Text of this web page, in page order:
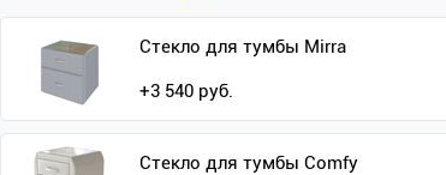
Стекло для тумбы Mirra
+3 540 руб.
Стекло для тумбы Comfy